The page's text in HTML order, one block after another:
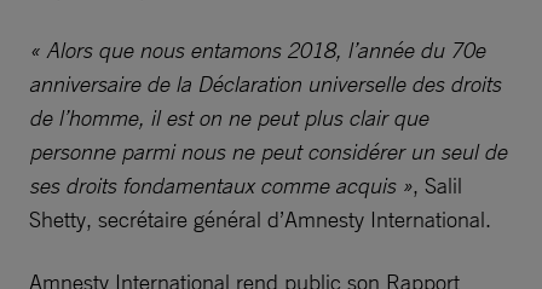
« Alors que nous entamons 2018, l’année du 70e
anniversaire de la Déclaration universelle des droits
de l’homme, il est on ne peut plus clair que
personne parmi nous ne peut considérer un seul de
ses droits fondamentaux comme acquis », Salil
Shetty, secrétaire général d’Amnesty International.
Amnesty International rend public son Rapport